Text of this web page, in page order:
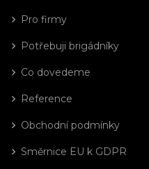
Pro firmy
Potřebuji brigádníky
Co dovedeme
Reference
Obchodní podmínky
Směrnice EU k GDPR